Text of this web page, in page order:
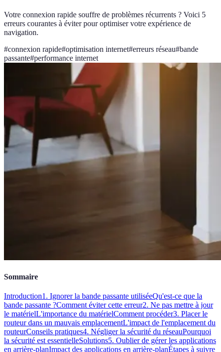
Votre connexion rapide souffre de problèmes récurrents ? Voici 5
erreurs courantes à éviter pour optimiser votre expérience de
navigation.
#connexion rapide#optimisation internet#erreurs réseau#bande
passante#performance internet
Sommaire
Introduction1. Ignorer la bande passante utiliséeQu'est-ce que la
bande passante ?Comment éviter cette erreur2. Ne pas mettre à jour
le matérielL'importance du matérielComment procéder3. Placer le
routeur dans un mauvais emplacementL'impact de l'emplacement du
routeurConseils pratiques4. Négliger la sécurité du réseauPourquoi
la sécurité est essentielleSolutions5. Oublier de gérer les applications
en arrière-planImpact des applications en arrière-planÉtapes à suivre